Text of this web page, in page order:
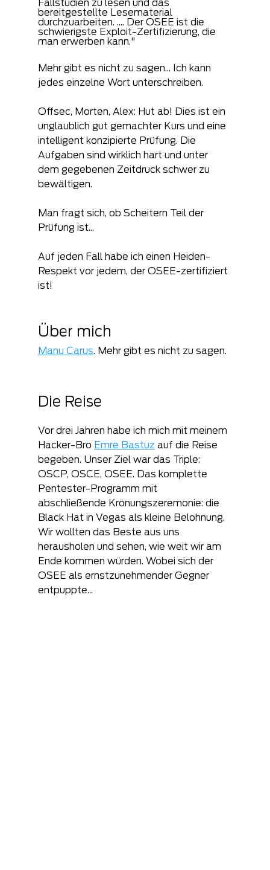
Fallstudien zu lesen und das
bereitgestellte Lesematerial
durchzuarbeiten. .... Der OSEE ist die
schwierigste Exploit-Zertifizierung, die
man erwerben kann."
Mehr gibt es nicht zu sagen... Ich kann
jedes einzelne Wort unterschreiben.
Offsec, Morten, Alex: Hut ab! Dies ist ein
unglaublich gut gemachter Kurs und eine
intelligent konzipierte Prüfung. Die
Aufgaben sind wirklich hart und unter
dem gegebenen Zeitdruck schwer zu
bewältigen.
Man fragt sich, ob Scheitern Teil der
Prüfung ist...
Auf jeden Fall habe ich einen Heiden-
Respekt vor jedem, der OSEE-zertifiziert
ist!
Über mich
Manu Carus. Mehr gibt es nicht zu sagen.
Die Reise
Vor drei Jahren habe ich mich mit meinem
Hacker-Bro Emre Bastuz auf die Reise
begeben. Unser Ziel war das Triple:
OSCP, OSCE, OSEE. Das komplette
Pentester-Programm mit
abschließende Krönungszeremonie: die
Black Hat in Vegas als kleine Belohnung.
Wir wollten das Beste aus uns
herausholen und sehen, wie weit wir am
Ende kommen würden. Wobei sich der
OSEE als ernstzunehmender Gegner
entpuppte...